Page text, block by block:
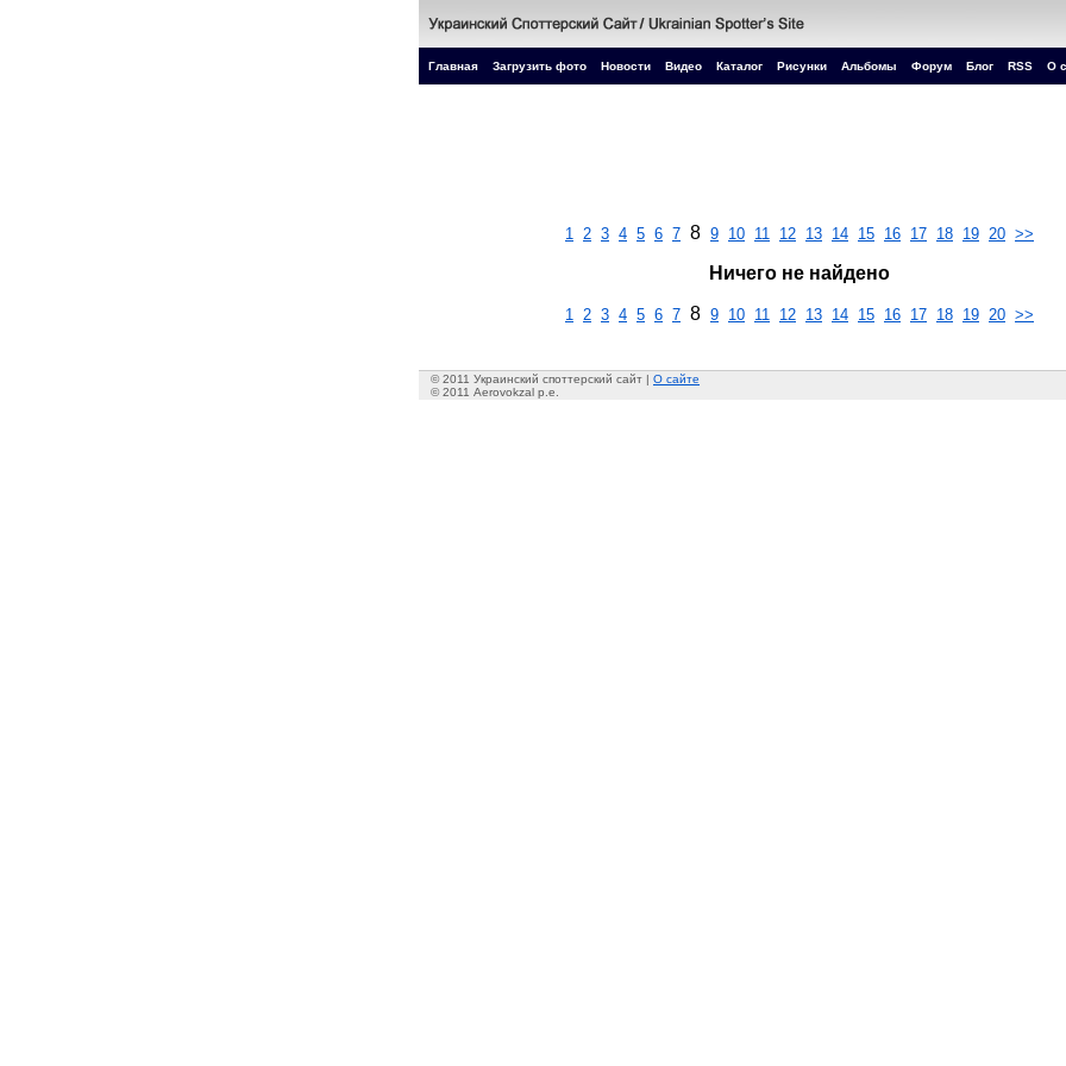
Главная Загрузить фото Новости Видео Каталог Рисунки Альбомы Форум Блог RSS О
1 2 3 4 5 6 7 8 9 10 11 12 13 14 15 16 17 18 19 20 >>
Ничего не найдено
1 2 3 4 5 6 7 8 9 10 11 12 13 14 15 16 17 18 19 20 >>
© 2011 Украинский споттерский сайт | О сайте
© 2011 Aerovokzal p.e.